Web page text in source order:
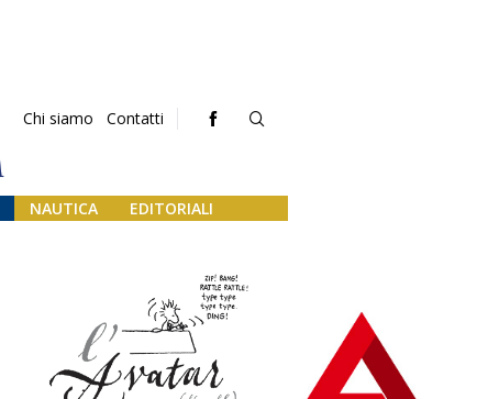
Chi siamo Contatti
NAUTICA EDITORIALI